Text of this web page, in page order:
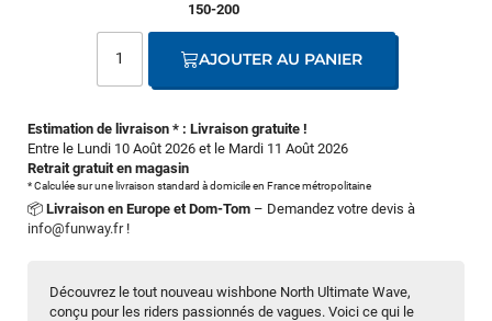
Découvrez le tout nouveau wishbone North Ultimate Wave,
conçu pour les riders passionnés de vagues. Voici ce qui le
Estimation de livraison * : Livraison gratuite !
Entre le Lundi 10 Août 2026 et le Mardi 11 Août 2026
Retrait gratuit en magasin
* Calculée sur une livraison standard à domicile en France métropolitaine
📦 Livraison en Europe et Dom-Tom – Demandez votre devis à
info@funway.fr!
150-200
AJOUTER AU PANIER